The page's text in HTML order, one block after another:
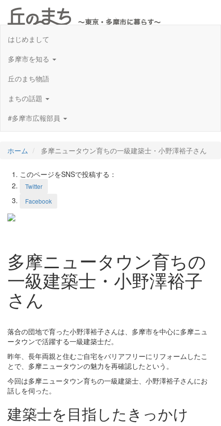
はじめまして
多摩市を知る
丘のまち物語
まちの話題
#多摩市広報部員
ホーム 多摩ニュータウン育ちの一級建築士・小野澤裕子さん
このページをSNSで投稿する：
Twitter
Facebook
多摩ニュータウン育ちの
一級建築士・小野澤裕子
さん
落合の団地で育った小野澤裕子さんは、多摩市を中心に多摩ニュ
ータウンで活躍する一級建築士だ。
昨年、長年両親と住むご自宅をバリアフリーにリフォームしたこ
とで、多摩ニュータウンの魅力を再確認したという。
今回は多摩ニュータウン育ちの一級建築士、小野澤裕子さんにお
話しを伺った。
建築士を目指したきっかけ